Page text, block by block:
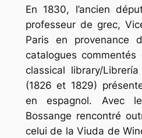
En 1830, l’ancien
professeur de grec,
Paris en provenance
catalogues
classical library/
(1826 et 1829)
en espagnol. Avec
Bossange rencontré
celui de la Viuda de